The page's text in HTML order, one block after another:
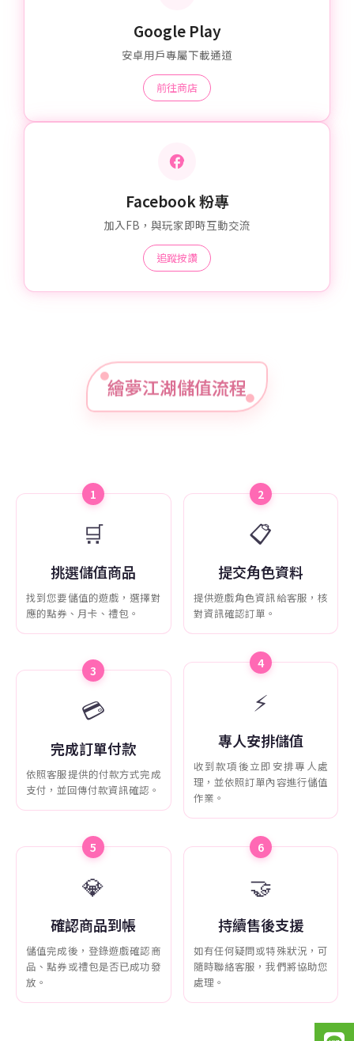
Google Play
安卓用戶專屬下載通道
前往商店
Facebook 粉專
加入FB，與玩家即時互動交流
追蹤按讚
繪夢江湖儲值流程
1
🛒
挑選儲值商品
找到您要儲值的遊戲，選擇對
應的點券、月卡、禮包。
2
📋
提交角色資料
提供遊戲角色資訊給客服，核
對資訊確認訂單。
3
💳
完成訂單付款
依照客服提供的付款方式完成
支付，並回傳付款資訊確認。
4
⚡
專人安排儲值
收到款項後立即安排專人處
理，並依照訂單內容進行儲值
作業。
5
💎
確認商品到帳
儲值完成後，登錄遊戲確認商
品、點券或禮包是否已成功發
放。
6
🤝
持續售後支援
如有任何疑問或特殊狀況，可
隨時聯絡客服，我們將協助您
處理。